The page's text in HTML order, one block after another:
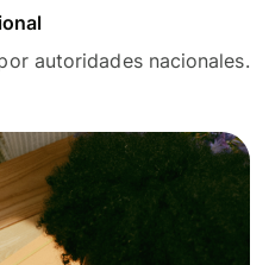
autoridades nacionales.